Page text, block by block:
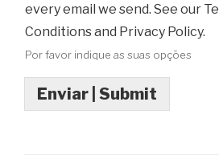
every email we send. See our
Conditions and Privacy Policy.
Por favor indique as suas opções
Enviar | Submit